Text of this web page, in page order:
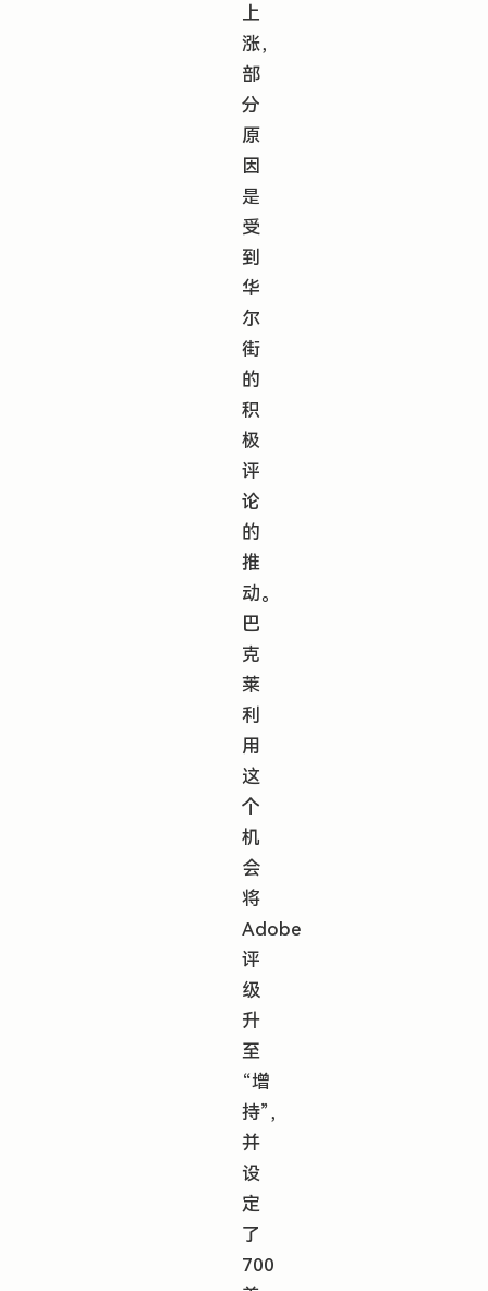
上
涨，
部
分
原
因
是
受
到
华
尔
街
的
积
极
评
论
的
推
动。
巴
克
莱
利
用
这
个
机
会
将
Adobe
评
级
升
至
“增
持”，
并
设
定
了
700